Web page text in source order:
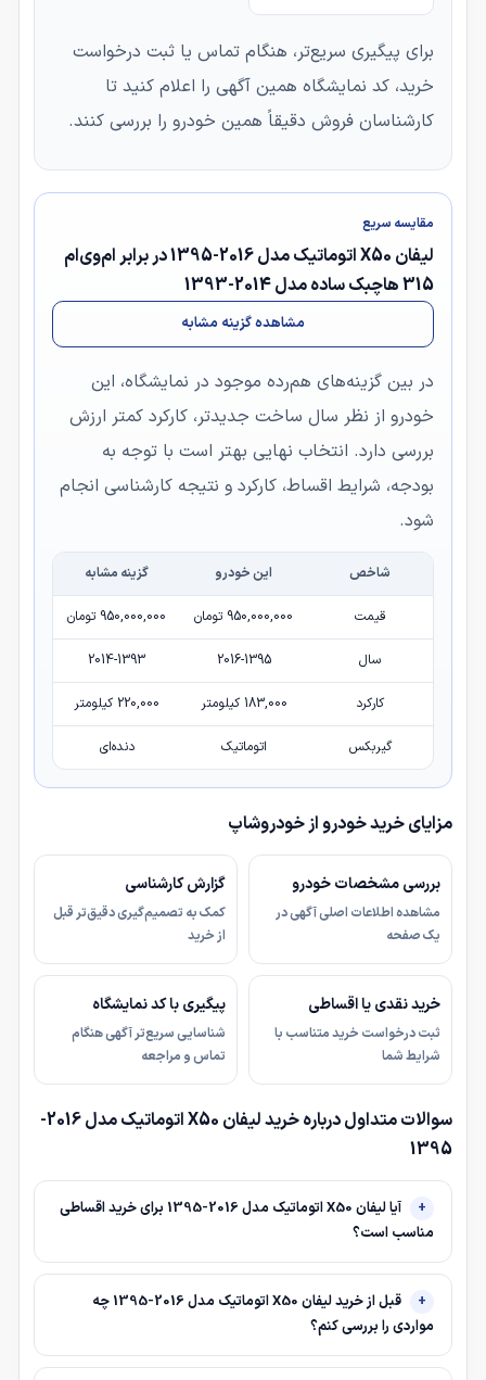
برای پیگیری سریع‌تر، هنگام تماس یا ثبت درخواست
خرید، کد نمایشگاه همین آگهی را اعلام کنید تا
کارشناسان فروش دقیقاً همین خودرو را بررسی کنند.
مقایسه سریع
لیفان X50 اتوماتیک مدل 2016-1395 در برابر ام‌وی‌ام
315 هاچبک ساده مدل 2014-1393
مشاهده گزینه مشابه
در بین گزینه‌های هم‌رده موجود در نمایشگاه، این
خودرو از نظر سال ساخت جدیدتر، کارکرد کمتر ارزش
بررسی دارد. انتخاب نهایی بهتر است با توجه به
بودجه، شرایط اقساط، کارکرد و نتیجه کارشناسی انجام
شود.
شاخص این خودرو گزینه مشابه
قیمت 950,000,000 تومان 950,000,000 تومان
سال 2016-1395
2014-1393
کارکرد 183,000 کیلومتر 220,000 کیلومتر
گیربکس اتوماتیک دنده‌ای
مزایای خرید خودرو از خودروشاپ
بررسی مشخصات خودرو
مشاهده اطلاعات اصلی آگهی در
یک صفحه
گزارش کارشناسی
کمک به تصمیم‌گیری دقیق‌تر قبل
از خرید
خرید نقدی یا اقساطی
ثبت درخواست خرید متناسب با
شرایط شما
پیگیری با کد نمایشگاه
شناسایی سریع‌تر آگهی هنگام
تماس و مراجعه
سوالات متداول درباره خرید لیفان X50 اتوماتیک مدل 2016-
1395
آیا لیفان X50 اتوماتیک مدل 2016-1395 برای خرید اقساطی
مناسب است؟
قبل از خرید لیفان X50 اتوماتیک مدل 2016-1395 چه
مواردی را بررسی کنم؟